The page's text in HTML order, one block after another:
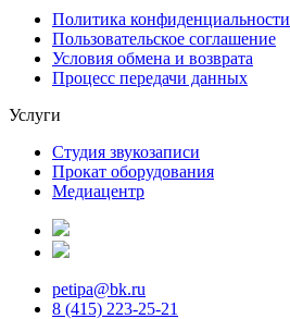
Политика конфиденциальности
Пользовательское соглашение
Условия обмена и возврата
Процесс передачи данных
Услуги
Студия звукозаписи
Прокат оборудования
Медиацентр
petipa@bk.ru
8 (415) 223-25-21